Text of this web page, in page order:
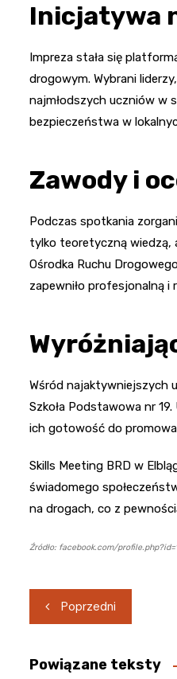
Inicjatywa
Impreza stała się
drogowym. Wybrani
najmłodszych uczniów w
bezpieczeństwa w
Zawody i
Podczas spotkania
tylko teoretyczną wiedzą,
Ośrodka Ruchu
zapewniło profesjonalną i
Wśród najaktywniejszych
Szkoła Podstawowa nr
ich gotowość do
Skills Meeting BRD w
świadomego
na drogach, co z
Źródło: facebook.com/
Nawigacja
wpisu
Poprzedni
Powiązane teksty